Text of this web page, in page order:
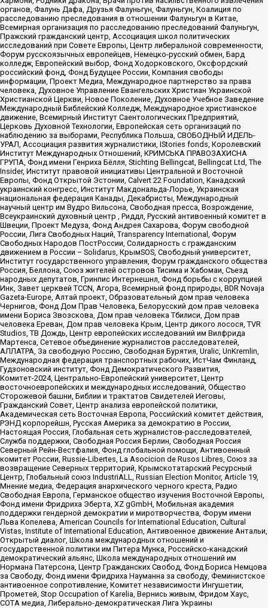
органов, Фалунь Дафа, Друзья Фалуньгун, Фалуньгун, Коалиция по
расследованию преследования в отношении Фалуньгун в Китае,
Всемирная организация по расследованию преследований Фалуньгун,
Пражский гражданский центр, Ассоциация школ политических
исследований при Совете Европы, Центр либеральной современности,
Форум русскоязычных европейцев, Немецко-русский обмен, Бард
колледж, Европейский выбор, Фонд Ходорковского, Оксфордский
российский фонд, Фонд Будущее России, Компания свободы
информации, Проект Медиа, Международное партнерство за права
человека, Духовное Управление Евангельских Христиан Украинской
Христианской Церкви, Новое Поколение, Духовное Учебное Заведение
Международный Библейский Колледж, Международное христианское
движение, Всемирный Институт Саентологических Предприятий,
Церковь Духовной Технологии, Европейская сеть организаций по
наблюдению за выборами, Республика Польша, СВОБОДНЫЙ ИДЕЛЬ-
УРАЛ, Ассоциация развития журналистики, IStories fonds, Королевский
Институт Международных Отношений, КРИМСЬКА ПРАВОЗАХИСНА
ГРУПА, Фонд имени Генриха Бёлля, Stichting Bellingcat, Bellingcat Ltd, The
Insider, Институт правовой инициативы Центральной и Восточной
Европы, Фонд Открытой Эстонии, Calvert 22 Foundation, Канадский
украинский конгресс, Институт Макдональда-Лорье, Украинская
национальная федерация Канады, Декабристы, Международный
научный центр им Вудро Вильсона, Свободная пресса, Возрождение,
Всеукраинский духовный центр , Риддл, Русский антивоенный комитет в
Швеции, Проект Медуза, Фонд Андрея Сахарова, Форум свободной
России, Лига Свободных Наций, Transparеncy International, Форум
Свободных Народов ПостРоссии, Солидарность с гражданским
движением в России – Solidarus, КрымSOS, Свободный университет,
Институт государственного управления, Форум гражданского общества
Россия, Беллона, Союз жителей островов Тисима и Хабомаи, Съезд
народных депутатов, Гринпис Интернешнл, Фонд борьбы с коррупцией
Инк, Завет церквей TCCN, Агора, Всемирный фонд природы, BDR Novaja
Gazeta-Europe, Алтай проект, Образовательный дом прав человека
Чернигов, Фонд Дом Прав Человека, Белорусский дом прав человека
имени Бориса Звозскова, Дом прав человека Тбилиси, Дом прав
человека Ереван, Дом прав человека Крым, Центр дикого лосося, TVR
Studios, ТВ Дождь, Центр европейских исследований им Вилфрида
Мартенса, Сетевое объединение журналистов расследователей,
АЛЛАТРА, За свободную Россию, Свободная Бурятия, Uralic, UnKremlin,
Международная федерация транспортных рабочих, ИстЧам Финланд,
Гудзоновский институт, Фонд Демократического Развития,
Комитет-2024, Центрально-Европейский университет, Центр
восточноевропейских и международных исследований, Общество
Сторожевой башни, Библии и трактатов Свидетелей Иеговы,
Гражданский Совет, Центр анализа европейской политики,
Академическая сеть Восточная Европа, Российский комитет действия,
РЭНД корпорейшн, Русская Америка за демократию в России,
Настоящая Россия, Глобальная сеть журналистов-расследователей,
Служба поддержки, Свободная Россия Берлин, Свободная Россия
Северный Рейн-Вестфалия, Фонд глобальной помощи, Антивоенный
комитет России, Russie-Libertes, La Asocicion de Rusos Libres, Союз за
возвращение Северных территорий, Крымскотатарский Ресурсный
Центр, Глобальный союз IndustriALL, Russian Election Monitor, Article 19,
Мнение медиа, Федерация анархического черного креста, Радио
Свободная Европа, Германское общество изучения Восточной Европы,
Фонд имени Фридриха Эберта, XZ gGmbH, Мобильная академия
поддержки гендерной демократии и миротворчества, Форум имени
Льва Копелева, American Councils for International Education, Cultural
Vistas, Institute of International Education, Антивоенное движение Антальи,
Открытый диалог, Школа международных отношений и
государственной политики им Питера Мунка, Российско-канадский
демократический альянс, Школа международных отношений им
Нормана Патерсона, Центр Гражданских Свобод, Фонд Бориса Немцова
за Свободу, Фонд имени Фридриха Науманна за свободу, Феминистское
антивоенное сопротивление, Комитет независимости Ингушетии,
Прометей, Stop Occupation of Karelia, Вернись живым, Фридом Хаус,
СОТА медиа, Либерально-демократическая Лига Украины